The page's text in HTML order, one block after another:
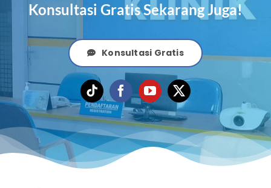
Konsultasi Gratis Sekarang Juga!
Konsultasi Gratis